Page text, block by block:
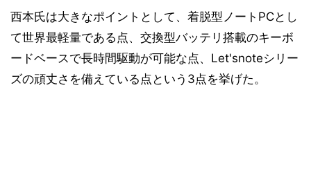
西本氏は大きなポイントとして、着脱型ノートPCとし
て世界最軽量である点、交換型バッテリ搭載のキーボ
ードベースで長時間駆動が可能な点、Let'snoteシリー
ズの頑丈さを備えている点という3点を挙げた。